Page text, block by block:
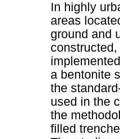
In highly
areas
ground and
a bentonite
the
used in the
the
filled